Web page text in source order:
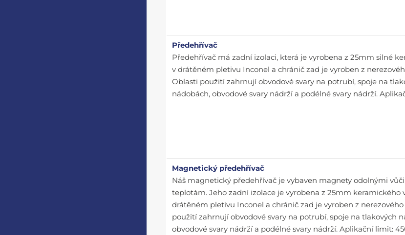
Předehřívač
Předehřívač má zadní izolaci, která je vyrobena z 25mm silné
v drátěném pletivu Inconel a chránič zad je vyroben z
Oblasti použití zahrnují obvodové svary na potrubí, spoje na
nádobách, obvodové svary nádrží a podélné svary nádrží.
Magnetický předehřívač
Náš magnetický předehřívač je vybaven magnety odolnými
teplotám. Jeho zadní izolace je vyrobena z 25mm keramického
drátěném pletivu Inconel a chránič zad je vyroben z
použití zahrnují obvodové svary na potrubí, spoje na tlakových
obvodové svary nádrží a podélné svary nádrží. Aplikační limit: